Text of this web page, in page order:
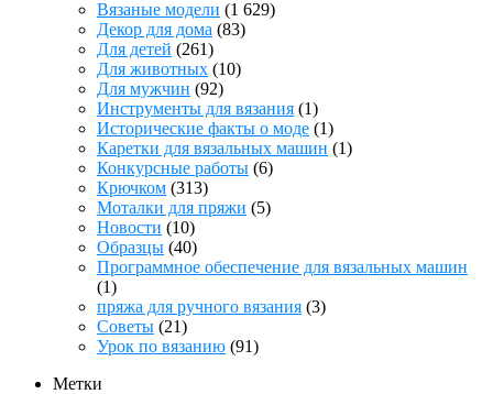
Вязаные модели (1 629)
Декор для дома (83)
Для детей (261)
Для животных (10)
Для мужчин (92)
Инструменты для вязания (1)
Исторические факты о моде (1)
Каретки для вязальных машин (1)
Конкурсные работы (6)
Крючком (313)
Моталки для пряжи (5)
Новости (10)
Образцы (40)
Программное обеспечение для вязальных машин
(1)
пряжа для ручного вязания (3)
Советы (21)
Урок по вязанию (91)
Метки